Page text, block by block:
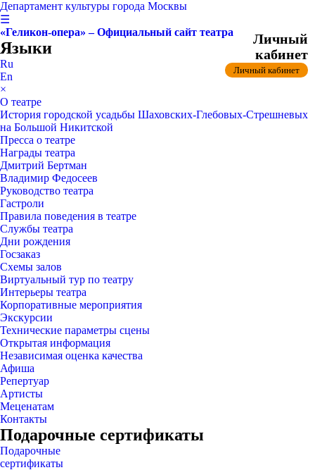
Департамент культуры города Москвы
☰
«Геликон-опера» – Официальный сайт театра
Языки
Ru
En
×
О театре
История городской усадьбы Шаховских-Глебовых-Стрешневых
на Большой Никитской
Пресса о театре
Награды театра
Дмитрий Бертман
Владимир Федосеев
Руководство театра
Гастроли
Правила поведения в театре
Службы театра
Дни рождения
Госзаказ
Схемы залов
Виртуальный тур по театру
Интерьеры театра
Корпоративные мероприятия
Экскурсии
Технические параметры сцены
Открытая информация
Независимая оценка качества
Афиша
Репертуар
Артисты
Меценатам
Контакты
Подарочные сертификаты
Подарочные
сертификаты
Личный
кабинет
Личный кабинет